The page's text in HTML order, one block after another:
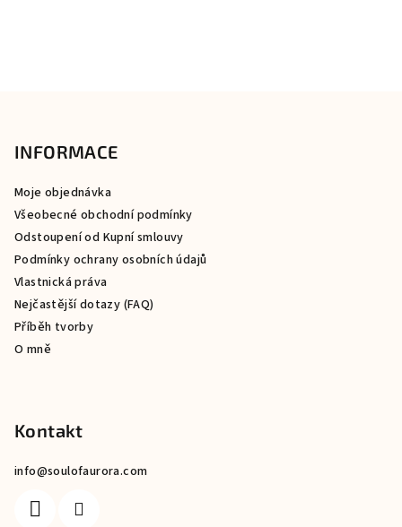
INFORMACE
Moje objednávka
Všeobecné obchodní podmínky
Odstoupení od Kupní smlouvy
Podmínky ochrany osobních údajů
Vlastnická práva
Nejčastější dotazy (FAQ)
Příběh tvorby
O mně
Kontakt
info@soulofaurora.com